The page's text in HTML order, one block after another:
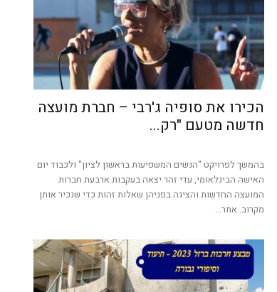
הכירו את סופיה ג'רבי – חברת מועצה
חדשה מטעם "רק...
בהמשך לפרויקט "הנשים המשפיעות בראשון לציון" ולכבוד יום
האישה הבינלאומי, עדי זהר יצאה בעקבות ארבעת חברות
המועצה החדשות והציגה בפניהן שאלות זהות כדי שנכיר אותן
מקרוב. אתר...